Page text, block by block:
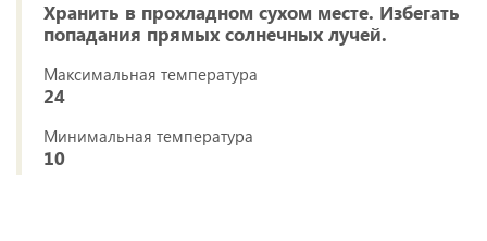
Хранить в прохладном сухом месте. Избегать
попадания прямых солнечных лучей.
Максимальная температура
24
Минимальная температура
10